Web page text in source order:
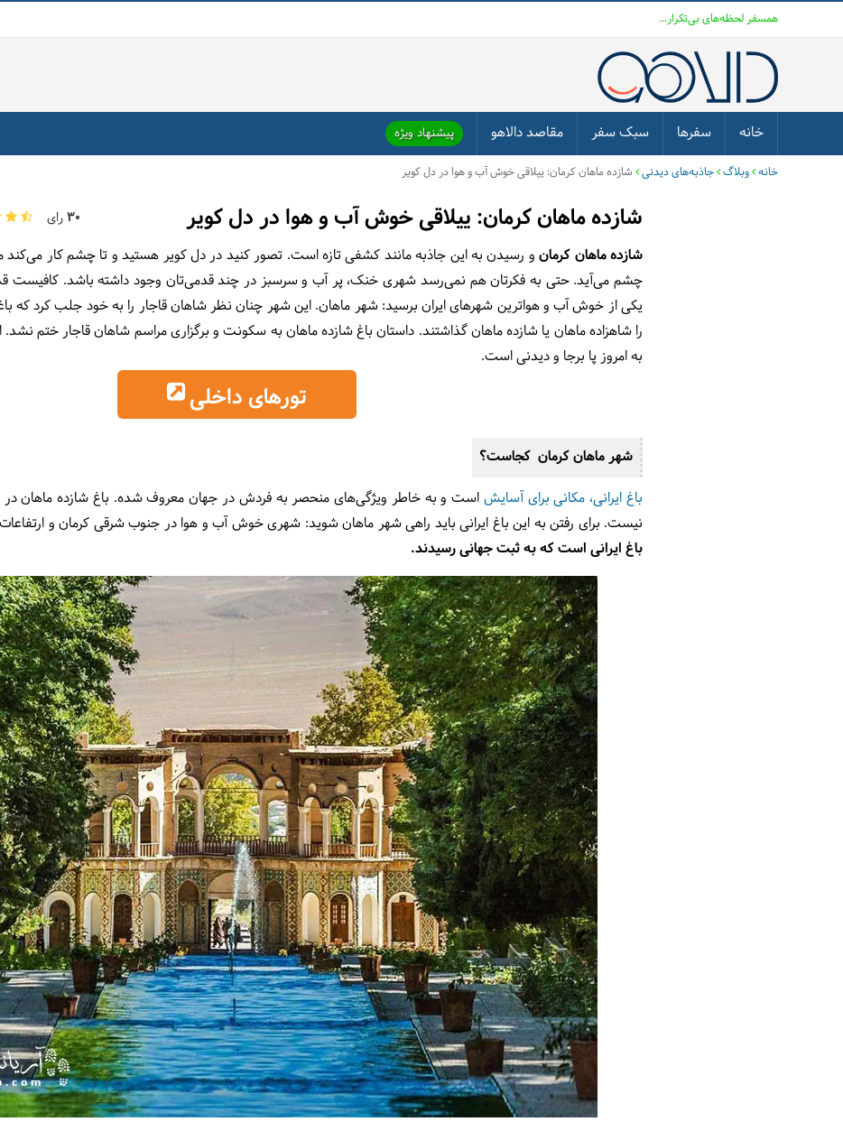
همسفر لحظه‌های بی‌تکرار...
خانه سفرها سبک سفر مقاصد دالاهو پیشنهاد ویژه
خانه وبلاگ جاذبه‌های دیدنی شازده ماهان کرمان: ییلاقی خوش آب و هوا در دل کویر
شازده ماهان کرمان: ییلاقی خوش آب و هوا در دل کویر 30رای
شازده ماهان کرمانو رسیدن به این جاذبه مانند کشفی تازه است. تصور کنید در دل کویر هستید و تا چشم کار
چشم می‌آید. حتی به فکرتان هم نمی‌رسد شهری خنک، پر آب و سرسبز در چند قدمی‌تان وجود داشته باشد. کافیست
یکی از خوش آب‌ و هواترین شهرهای ایران برسید: شهر ماهان. این شهر چنان نظر شاهان قاجار را به خود جلب کرد که
را شاهزاده ماهان یا شازده ماهان گذاشتند. داستان باغ شازده ماهان به سکونت و برگزاری مراسم شاهان قاجار ختم
به امروز پا برجا و دیدنی است.
تورهای داخلی
شهر ماهان کرمان کجاست؟
باغ ایرانی، مکانی برای آسایش است و به خاطر ویژگی‌های منحصر به فردش در جهان معروف شده. باغ شازده ماهان در
نیست. برای رفتن به این باغ ایرانی باید راهی شهر ماهان شوید: شهری خوش آب و هوا در جنوب شرقی کرمان و
باغ ایرانی است که به ثبت جهانی رسیدند.